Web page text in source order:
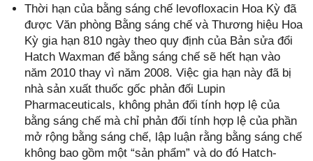
Thời hạn của bằng sáng chế levofloxacin Hoa Kỳ đã
được Văn phòng Bằng sáng chế và Thương hiệu Hoa
Kỳ gia hạn 810 ngày theo quy định của Bản sửa đổi
Hatch Waxman để bằng sáng chế sẽ hết hạn vào
năm 2010 thay vì năm 2008. Việc gia hạn này đã bị
nhà sản xuất thuốc gốc phản đối Lupin
Pharmaceuticals, không phản đối tính hợp lệ của
bằng sáng chế mà chỉ phản đối tính hợp lệ của phần
mở rộng bằng sáng chế, lập luận rằng bằng sáng chế
không bao gồm một “sản phẩm” và do đó Hatch-